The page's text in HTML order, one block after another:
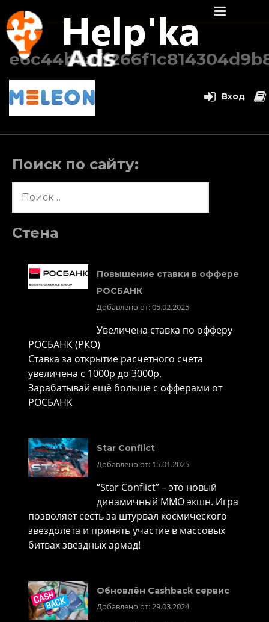
Перейти
содержимому
Поиск по сайту:
Стена
Повышение ставки в оффере
РОСБАНК
Добавлено от: 05.02.2025
Увеличена ставка по офферу
РОСБАНК (РКО)
Ставка за открытие расчетного счета
увеличена с 1000р до 3000р.
Зарабатывай ещё больше с офферами от
РОСБАНК
Star Conflict
Добавлено от: 15.01.2025
“Star Conflict” – это новый
динамичный MMO экшн. Игра
позволяет сесть за штурвал космического
звездолета и принять участие в массовых
битвах звездных армад!
Обновлён Cashback сервис
Добавлено от: 29.03.2024
Вход